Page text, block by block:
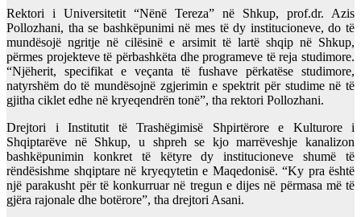
Rektori i Universitetit “Nënë Tereza” në Shkup, prof.dr. Azis
Pollozhani, tha se bashkëpunimi në mes të dy institucioneve, do të
mundësojë ngritje në cilësinë e arsimit të lartë shqip në Shkup,
përmes projekteve të përbashkëta dhe programeve të reja studimore.
“Njëherit, specifikat e veçanta të fushave përkatëse studimore,
natyrshëm do të mundësojnë zgjerimin e spektrit për studime në të
gjitha ciklet edhe në kryeqendrën tonë”, tha rektori Pollozhani.
Drejtori i Institutit të Trashëgimisë Shpirtërore e Kulturore i
Shqiptarëve në Shkup, u shpreh se kjo marrëveshje kanalizon
bashkëpunimin konkret të këtyre dy institucioneve shumë të
rëndësishme shqiptare në kryeqytetin e Maqedonisë. “Ky pra është
një parakusht për të konkurruar në tregun e dijes në përmasa më të
gjëra rajonale dhe botërore”, tha drejtori Asani.